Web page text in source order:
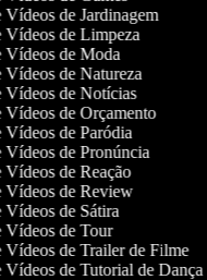
Vídeos de Jardinagem
Vídeos de Limpeza
Vídeos de Moda
Vídeos de Natureza
Vídeos de Notícias
Vídeos de Orçamento
Vídeos de Paródia
Vídeos de Pronúncia
Vídeos de Reação
Vídeos de Review
Vídeos de Sátira
Vídeos de Tour
Vídeos de Trailer de Filme
Vídeos de Tutorial de Dança